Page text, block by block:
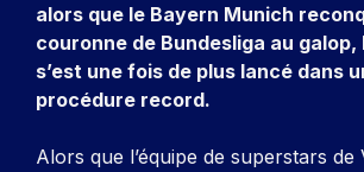
alors que le Bayern Munich
couronne de Bundesliga au galop,
s’est une fois de plus lancé dans
procédure record.
Alors que l’équipe de superstars de